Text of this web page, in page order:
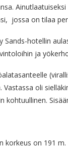
jossa on tilaa
Sands-hotellin
ja
Vastassa oli
kohtuullinen.
korkeus on 191